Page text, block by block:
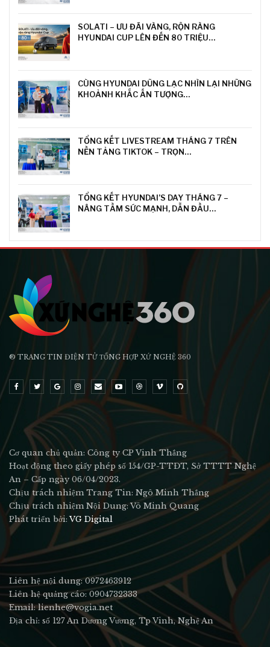
SOLATI – ƯU ĐÃI VÀNG, RỘN RÀNG
HYUNDAI CUP LÊN ĐẾN 80 TRIỆU…
CÙNG HYUNDAI DŨNG LẠC NHÌN LẠI NHỮNG
KHOẢNH KHẮC ẤN TƯỢNG…
TỔNG KẾT LIVESTREAM THÁNG 7 TRÊN
NỀN TẢNG TIKTOK – TRỌN…
TỔNG KẾT HYUNDAI’S DAY THÁNG 7 –
NÂNG TẦM SỨC MẠNH, DẪN ĐẦU…
® TRANG TIN ĐIỆN TỬ ТỔNG HỢP XỨ NGHỆ 360
Cơ quan chủ quản: Công ty CP Vinh Thắng
Hoạt động theo giấy phép số 154/GP-TTĐT, Sở TTTT Nghệ
An – Cấp ngày 06/04/2023.
Chịu trách nhiệm Trang Tin: Ngô Minh Thắng
Chịu trách nhiệm Nội Dung: Võ Minh Quang
Phát triển bởi:VG Digital
Liên hệ nội dung: 0972463912
Liên hệ quảng cáo: 0904732333
Email: lienhe@vogia.net
Địa chỉ: số 127 An Dương Vương, Tp Vinh, Nghệ An